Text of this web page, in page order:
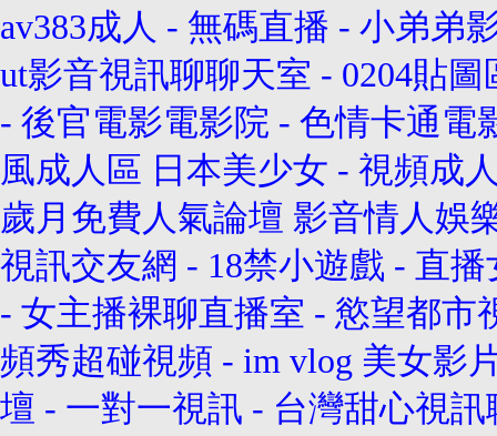
av383成人 - 無碼直播 - 小弟弟
ut影音視訊聊聊天室 - 0204貼圖
- 後官電影電影院 - 色情卡通電
風成人區 日本美少女 - 視頻成
歲月免費人氣論壇 影音情人娛
視訊交友網 - 18禁小遊戲 - 直播
- 女主播裸聊直播室 - 慾望都市
頻秀超碰視頻 - im vlog 美女影
壇 - 一對一視訊 - 台灣甜心視訊